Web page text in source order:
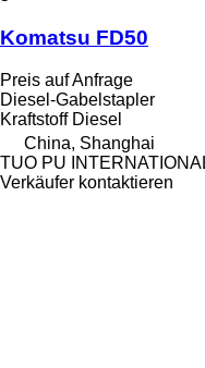
Komatsu FD50
Preis auf Anfrage
Diesel-Gabelstapler
Kraftstoff Diesel
China, Shanghai
TUO PU
Verkäufer kontaktieren